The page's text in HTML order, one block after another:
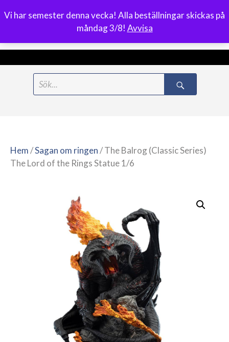
Vi har semester denna vecka! Alla beställningar skickas på
måndag 3/8! Avvisa
0
Meny
Hem/Sagan om ringen/ The Balrog (Classic Series)
The Lord of the Rings Statue 1/6